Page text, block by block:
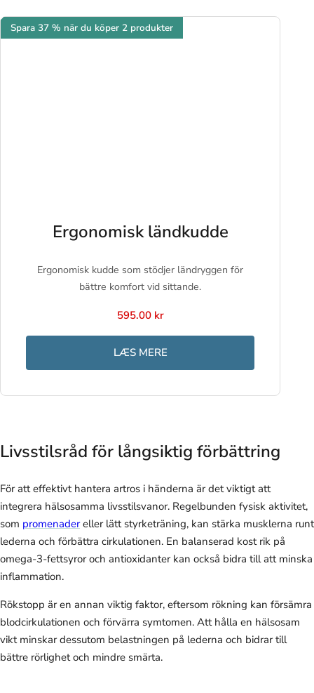
Spara 37 % när du köper 2 produkter
Ergonomisk ländkudde
Ergonomisk kudde som stödjer ländryggen för
bättre komfort vid sittande.
595.00 kr
LÆS MERE
Livsstilsråd för långsiktig förbättring
För att effektivt hantera artros i händerna är det viktigt att
integrera hälsosamma livsstilsvanor. Regelbunden fysisk aktivitet,
som promenadereller lätt styrketräning, kan stärka musklerna runt
lederna och förbättra cirkulationen. En balanserad kost rik på
omega-3-fettsyror och antioxidanter kan också bidra till att minska
inflammation.
Rökstopp är en annan viktig faktor, eftersom rökning kan försämra
blodcirkulationen och förvärra symtomen. Att hålla en hälsosam
vikt minskar dessutom belastningen på lederna och bidrar till
bättre rörlighet och mindre smärta.